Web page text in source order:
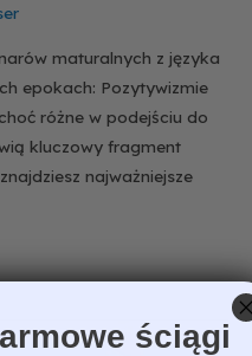
maturalnych z języka
epokach: Pozytywizmie
różne w podejściu do
kluczowy fragment
najważniejsze
ściągi